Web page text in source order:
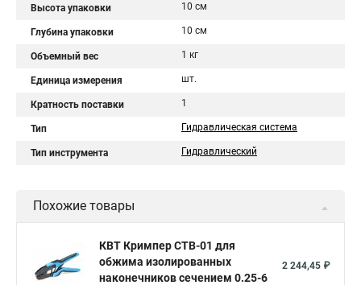
Высота упаковки 10 см
Глубина упаковки 10 см
Объемный вес 1 кг
Единица измерения шт.
Кратность поставки 1
Тип Гидравлическая система
Тип инструмента Гидравлический
Похожие товары
КВТ Кримпер CTB-01 для
обжима изолированных
наконечников сечением 0.25-6
2 244,45 ₽